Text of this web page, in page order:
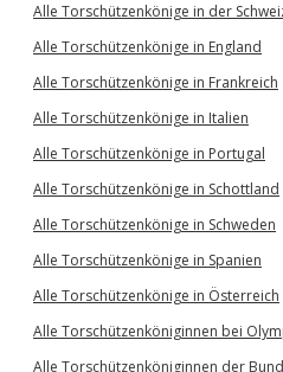
Alle Torschützenkönige in der
Alle Torschützenkönige in England
Alle Torschützenkönige in Frankreich
Alle Torschützenkönige in Italien
Alle Torschützenkönige in Portugal
Alle Torschützenkönige in Schottland
Alle Torschützenkönige in Schweden
Alle Torschützenkönige in Spanien
Alle Torschützenkönige in Österreich
Alle Torschützenköniginnen bei
Alle Torschützenköniginnen der